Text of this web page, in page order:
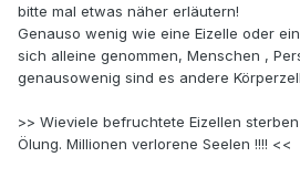
bitte mal etwas näher erläutern!
Genauso wenig wie eine Eizelle oder
sich alleine genommen, Menschen ,
genausowenig sind es andere
>> Wieviele befruchtete Eizellen
Ölung. Millionen verlorene Seelen !!!! <<